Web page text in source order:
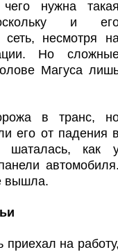
нужна
и
несмотря
Но
Магуса
в транс,
его от падения
шаталась, как
вышла.
приехал на